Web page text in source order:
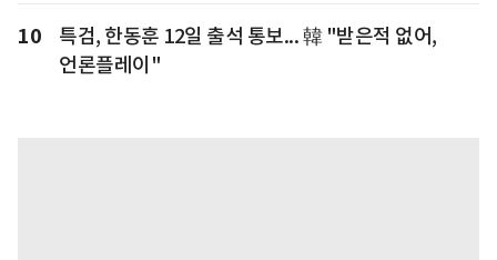
10
특검, 한동훈 12일 출석 통보... 韓 "받은적 없어,
언론플레이"